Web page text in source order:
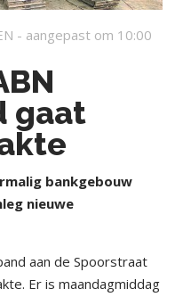
- aangepast om 10:00
gaat
bankgebouw
nieuwe
aan de Spoorstraat
Er is maandagmiddag